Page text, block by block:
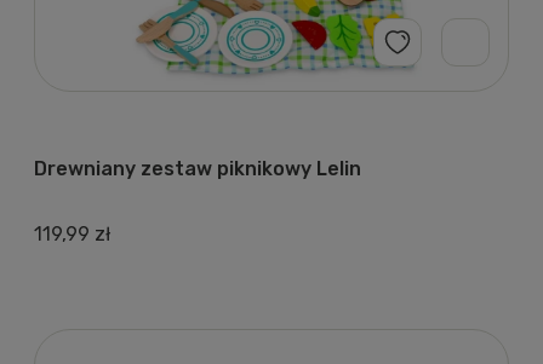
Drewniany zestaw piknikowy Lelin
119,99 zł